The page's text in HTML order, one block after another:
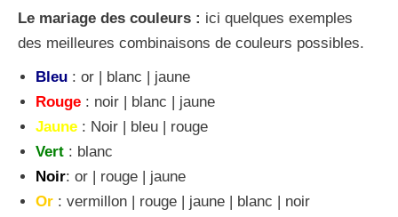
Le mariage des couleurs : ici quelques exemples
des meilleures combinaisons de couleurs possibles.
Bleu : or | blanc | jaune
Rouge : noir | blanc | jaune
Jaune : Noir | bleu | rouge
Vert : blanc
Noir: or | rouge | jaune
Or : vermillon | rouge | jaune | blanc | noir